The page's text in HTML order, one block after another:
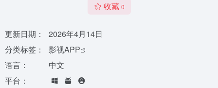
收藏 0
更新日期：
2026年4月14日
分类标签：
影视APP
语言：
中文
平台：